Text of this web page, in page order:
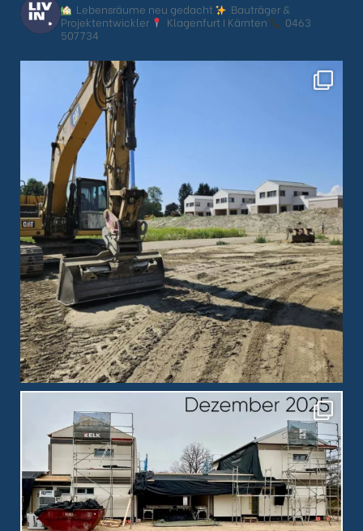
Lebensräume neu gedacht
Bauträger &
Projektentwickler
Klagenfurt I Kärnten
0463
507734